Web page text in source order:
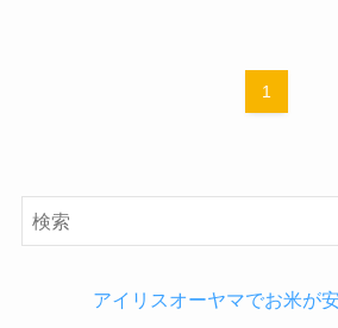
1
アイリスオーヤマでお米が